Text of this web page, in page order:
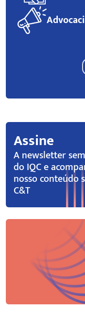
Assine
A newsletter
do IQC e
nosso conteúdo
C&T